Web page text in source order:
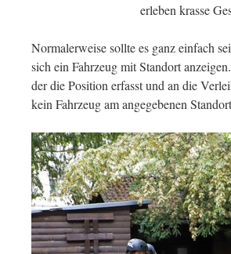
erleben krasse
Normalerweise sollte es ganz einfach
sich ein Fahrzeug mit Standort
der die Position erfasst und an die
kein Fahrzeug am angegebenen